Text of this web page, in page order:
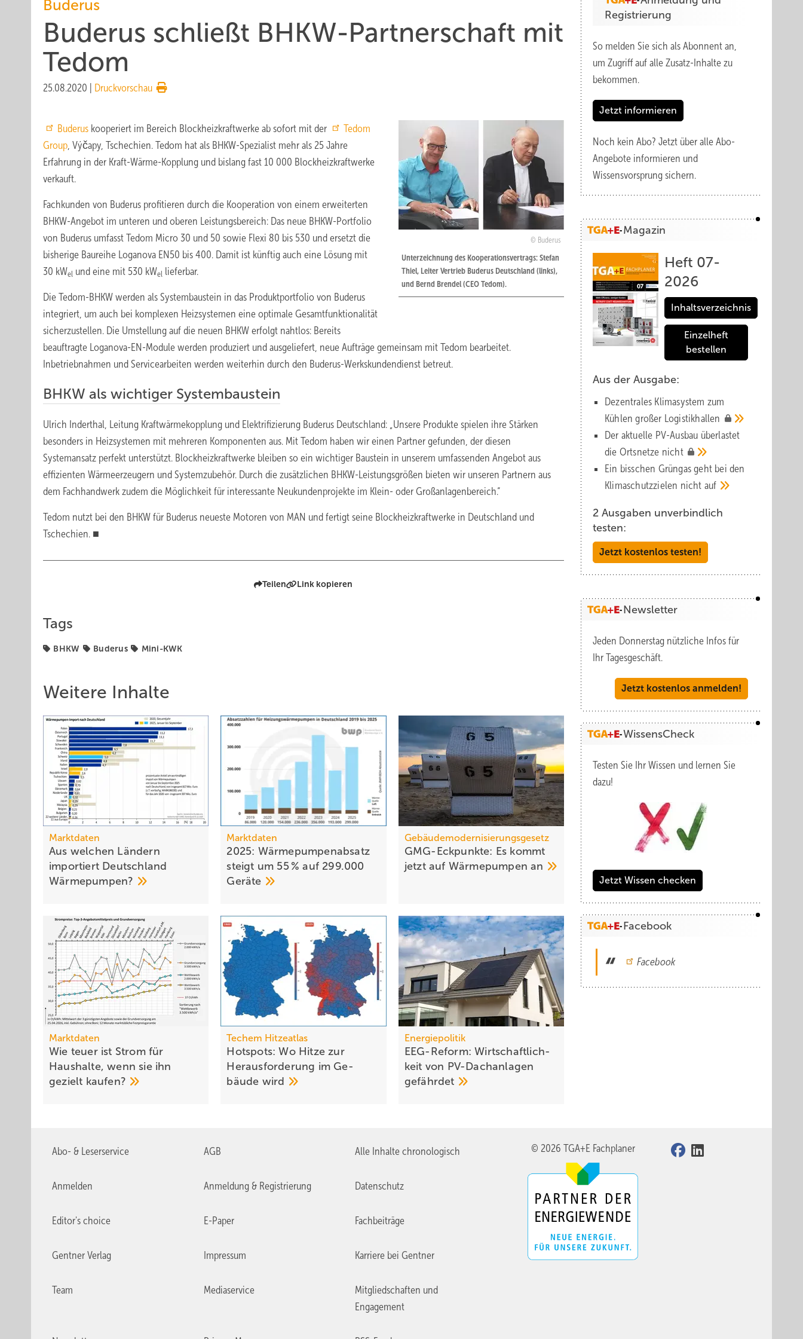
Buderus
Buderus schließt BHKW-Partnerschaft mit
Tedom
25.08.2020 Druckvorschau
Buderus
Unterzeichnung des Kooperationsvertrags: Stefan
Thiel, Leiter Vertrieb Buderus Deutschland (links),
und Bernd Brendel (CEO Tedom).
Buderus kooperiert im Bereich Blockheizkraftwerke ab sofort mit der
Tedom
Group, Výčapy, Tschechien. Tedom hat als BHKW-Spezialist mehr als 25 Jahre
Erfahrung in der Kraft-Wärme-Kopplung und bislang fast 10 000 Blockheizkraftwerke
verkauft.
Fachkunden von Buderus profitieren durch die Kooperation von einem erweiterten
BHKW-Angebot im unteren und oberen Leistungsbereich: Das neue BHKW-Portfolio
von Buderus umfasst Tedom Micro 30 und 50 sowie Flexi 80 bis 530 und ersetzt die
bisherige Baureihe Loganova EN50 bis 400. Damit ist künftig auch eine Lösung mit
30 kWel und eine mit 530 kWel lieferbar.
Die Tedom-BHKW werden als Systembaustein in das Produktportfolio von Buderus
integriert, um auch bei komplexen Heizsystemen eine optimale Gesamtfunktionalität
sicherzustellen. Die Umstellung auf die neuen BHKW erfolgt nahtlos: Bereits
beauftragte Loganova-EN-Module werden produziert und ausgeliefert, neue Aufträge gemeinsam mit Tedom bearbeitet.
Inbetriebnahmen und Servicearbeiten werden weiterhin durch den Buderus-Werkskundendienst betreut.
BHKW als wichtiger Systembaustein
Ulrich Inderthal, Leitung Kraftwärmekopplung und Elektrifizierung Buderus Deutschland: „Unsere Produkte spielen ihre Stärken
besonders in Heizsystemen mit mehreren Komponenten aus. Mit Tedom haben wir einen Partner gefunden, der diesen
Systemansatz perfekt unterstützt. Blockheizkraftwerke bleiben so ein wichtiger Baustein in unserem umfassenden Angebot aus
effizienten Wärmeerzeugern und Systemzubehör. Durch die zusätzlichen BHKW-Leistungsgrößen bieten wir unseren Partnern aus
dem Fachhandwerk zudem die Möglichkeit für interessante Neukundenprojekte im Klein- oder Großanlagenbereich.“
Tedom nutzt bei den BHKW für Buderus neueste Motoren von MAN und fertigt seine Blockheizkraftwerke in Deutschland und
Tschechien. ■
Teilen Link kopieren
Tags
BHKW Buderus Mini-KWK
Weitere Inhalte
Marktdaten
Aus welchen Ländern
importiert Deutschland
Wärmepumpen?
Marktdaten
2025: Wärmepumpenabsatz
steigt um 55 % auf 299.000
Geräte
Gebäudemodernisierungsgesetz
GMG-Eckpunkte: Es kommt
jetzt auf Wärmepumpenan
Marktdaten
Wie teuer ist Strom für
Haushalte, wenn sie ihn
gezielt kaufen?
Techem Hitzeatlas
Hotspots: Wo Hitze zur
Heraus­for­de­rung im Ge­
bäude wird
Energiepolitik
EEG-Reform: Wirt­schaft­lich­
keit von PV-Dach­an­lagen
gefährdet
Registrierung
So melden Sie sich als Abonnent an,
um Zugriff auf alle Zusatz-Inhalte zu
bekommen.
Jetzt informieren
Noch kein Abo? Jetzt über alle Abo-
Angebote informieren und
Wissensvorsprung sichern.
Magazin
Heft 07-
2026
Inhaltsverzeichnis
Einzelheft
bestellen
Aus der Ausgabe:
Dezentrales Klimasystem zum
Kühlen großer Logistik­hallen
Der aktuelle PV-Ausbau über­lastet
die Orts­netze nicht
Ein bisschen Grüngas geht bei den
Klima­schutz­zielen nicht auf
2 Ausgaben unverbindlich
testen:
Jetzt kostenlos testen!
Newsletter
Jeden Donnerstag nützliche Infos für
Ihr Tagesgeschäft.
Jetzt kostenlos anmelden!
WissensCheck
Testen Sie Ihr Wissen und lernen Sie
dazu!
Jetzt Wissen checken
Facebook
Facebook
Abo- & Leserservice AGB Alle Inhalte chronologisch
Anmelden Anmeldung & Registrierung Datenschutz
Editor's choice E-Paper Fachbeiträge
Gentner Verlag Impressum Karriere bei Gentner
Team Mediaservice
Mitgliedschaften und
Engagement
© 2026 TGA+E Fachplaner